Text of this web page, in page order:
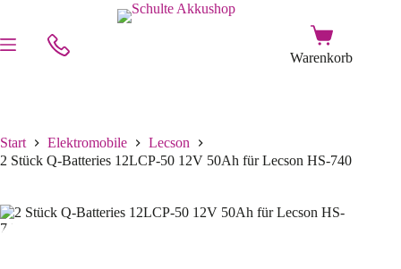
Start Elektromobile
Lecson
2 Stück Q-Batteries 12LCP-50 12V 50Ah für Lecson HS-740